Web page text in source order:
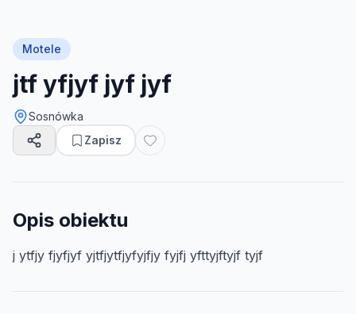
Motele
jtf yfjyf jyf jyf
Sosnówka
Zapisz
Opis obiektu
j ytfjy fjyfjyf yjtfjytfjyfyjfjy fyjfj yfttyjftyjf tyjf